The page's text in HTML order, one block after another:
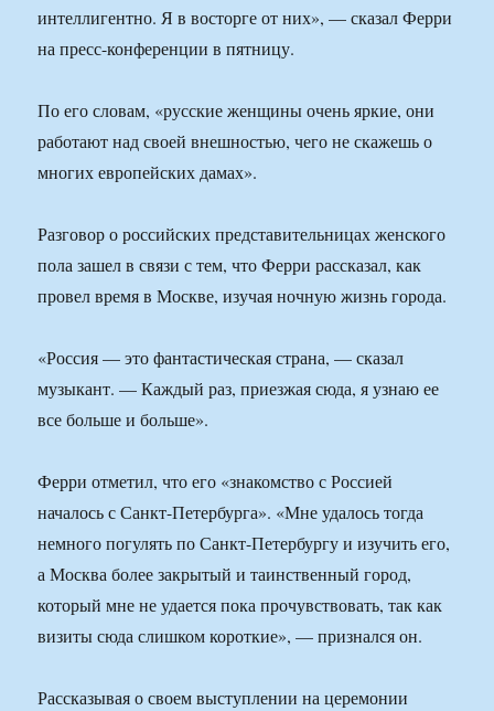
интеллигентно. Я в восторге от них», — сказал Ферри
на пресс-конференции в пятницу.
По его словам, «русские женщины очень яркие, они
работают над своей внешностью, чего не скажешь о
многих европейских дамах».
Разговор о российских представительницах женского
пола зашел в связи с тем, что Ферри рассказал, как
провел время в Москве, изучая ночную жизнь города.
«Россия — это фантастическая страна, — сказал
музыкант. — Каждый раз, приезжая сюда, я узнаю ее
все больше и больше».
Ферри отметил, что его «знакомство с Россией
началось с Санкт-Петербурга». «Мне удалось тогда
немного погулять по Санкт-Петербургу и изучить его,
а Москва более закрытый и таинственный город,
который мне не удается пока прочувствовать, так как
визиты сюда слишком короткие», — признался он.
Рассказывая о своем выступлении на церемонии